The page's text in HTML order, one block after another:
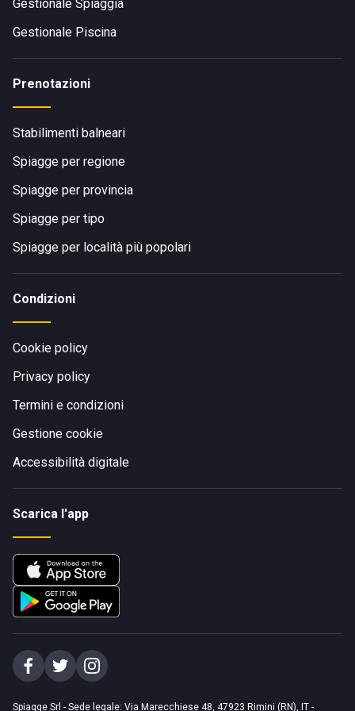
Gestionale Spiaggia
Gestionale Piscina
Prenotazioni
Stabilimenti balneari
Spiagge per regione
Spiagge per provincia
Spiagge per tipo
Spiagge per località più popolari
Condizioni
Cookie policy
Privacy policy
Termini e condizioni
Gestione cookie
Accessibilità digitale
Scarica l'app
Spiagge Srl - Sede legale: Via Marecchiese 48, 47923 Rimini (RN), IT -